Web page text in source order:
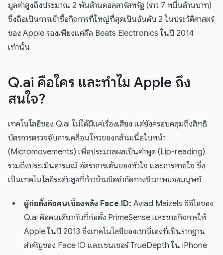
มูลค่าสูงถึงประมาณ 2 พันล้านดอลลาร์สหรัฐ (ราว 7 หมื่นล้านบาท)
ซึ่งถือเป็นการเข้าซื้อกิจการที่ใหญ่ที่สุดเป็นอันดับ 2 ในประวัติศาสตร์
ของ Apple รองเพียงแค่ดีล Beats Electronics ในปี 2014
เท่านั้น
Q.ai คือใคร และทำไม Apple ถึง
สนใจ?
เทคโนโลยีของ Q.ai ไม่ได้มีแค่เรื่องเสียง แต่ยังครอบคลุมถึงสิทธิ
บัตรการตรวจจับการเคลื่อนไหวของกล้ามเนื้อใบหน้า
(Micromovements) เพื่อประมวลผลเป็นคำพูด (Lip-reading)
รวมถึงประเมินอารมณ์ อัตราการเต้นของหัวใจ และการหายใจ ซึ่ง
เป็นเทคโนโลยีระดับสูงที่ก้าวข้ามขีดจำกัดทางชีวภาพของมนุษย์
ผู้ก่อตั้งคือคนเบื้องหลัง Face ID: Aviad Maizels ซีอีโอของ
Q.ai คือคนเดียวกับที่ก่อตั้ง PrimeSense และขายกิจการให้
Apple ในปี 2013 ซึ่งเทคโนโลยีของเขานี่เองที่เป็นรากฐาน
สำคัญของ Face ID และเซนเซอร์ TrueDepth ใน iPhone